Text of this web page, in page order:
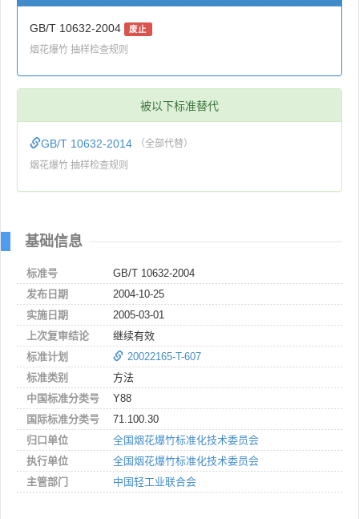
GB/T 10632-2004 废止
烟花爆竹 抽样检查规则
被以下标准替代
GB/T 10632-2014 （全部代替）
烟花爆竹 抽样检查规则
基础信息
标准号
GB/T 10632-2004
发布日期
2004-10-25
实施日期
2005-03-01
上次复审结论
继续有效
标准计划
20022165-T-607
标准类别
方法
中国标准分类号
Y88
国际标准分类号
71.100.30
归口单位
全国烟花爆竹标准化技术委员会
执行单位
全国烟花爆竹标准化技术委员会
主管部门
中国轻工业联合会